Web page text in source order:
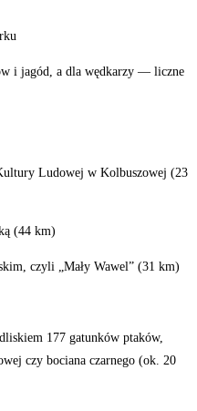
i jagód, a dla wędkarzy — liczne
Ludowej w Kolbuszowej (23
(44 km)
czyli „Mały Wawel” (31 km)
177 gatunków ptaków,
czy bociana czarnego (ok. 20